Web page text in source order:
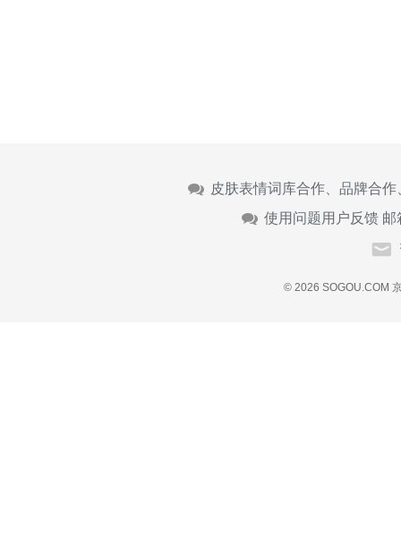
皮肤表情词库合作、品牌合
使用问题用户反馈 邮
© 2026 SOGOU.COM